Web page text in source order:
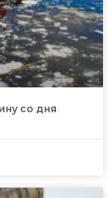
со дня